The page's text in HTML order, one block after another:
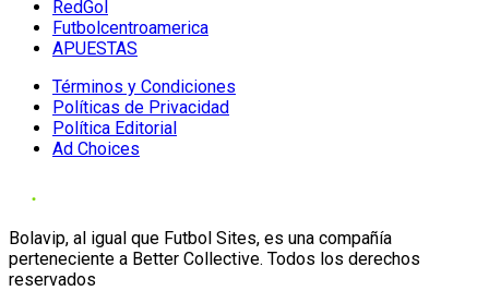
RedGol
Futbolcentroamerica
APUESTAS
Términos y Condiciones
Políticas de Privacidad
Política Editorial
Ad Choices
Bolavip, al igual que Futbol Sites, es una compañía
perteneciente a Better Collective. Todos los derechos
reservados